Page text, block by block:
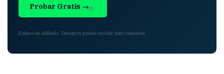
Probar Gratis →
Enlace de afiliado · Dataprix puede recibir una comisión